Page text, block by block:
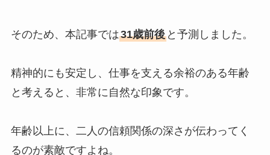
そのため、本記事では31歳前後と予測しました。
精神的にも安定し、仕事を支える余裕のある年齢
と考えると、非常に自然な印象です。
年齢以上に、二人の信頼関係の深さが伝わってく
るのが素敵ですよね。